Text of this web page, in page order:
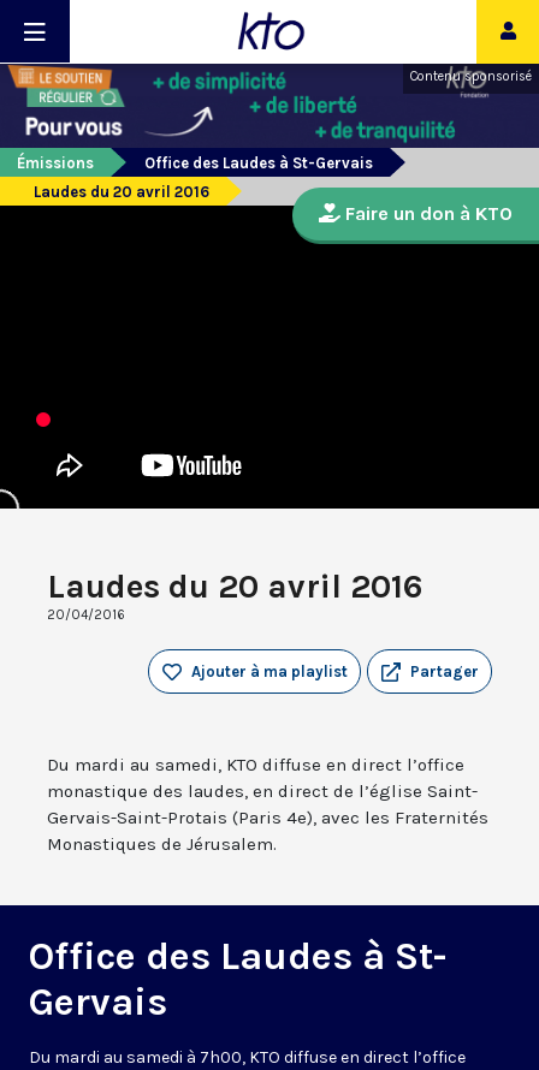
Contenu sponsorisé
Émissions
Office des Laudes à St-Gervais
Laudes du 20 avril 2016
Laudes du 20 avril 2016
20/04/2016
Partager
Ajouter à ma playlist
Du mardi au samedi, KTO diffuse en direct l’office
monastique des laudes, en direct de l’église Saint-
Gervais-Saint-Protais (Paris 4e), avec les Fraternités
Monastiques de Jérusalem.
Office des Laudes à St-
Gervais
Du mardi au samedi à 7h00, KTO diffuse en direct l’office
Faire un don à KTO